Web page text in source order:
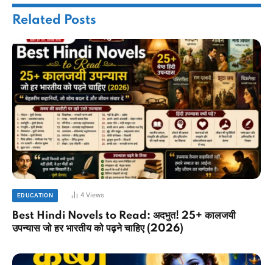
Related Posts
EDUCATION 4Views
Best Hindi Novels to Read: अदभुत! 25+ कालजयी
उपन्यास जो हर भारतीय को पढ़ने चाहिए (2026)